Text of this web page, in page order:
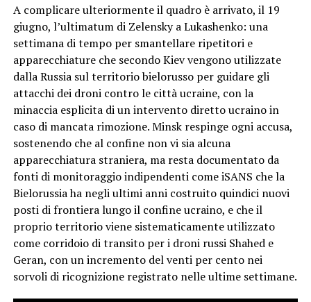
A complicare ulteriormente il quadro è arrivato, il 19
giugno, l’ultimatum di Zelensky a Lukashenko: una
settimana di tempo per smantellare ripetitori e
apparecchiature che secondo Kiev vengono utilizzate
dalla Russia sul territorio bielorusso per guidare gli
attacchi dei droni contro le città ucraine, con la
minaccia esplicita di un intervento diretto ucraino in
caso di mancata rimozione. Minsk respinge ogni accusa,
sostenendo che al confine non vi sia alcuna
apparecchiatura straniera, ma resta documentato da
fonti di monitoraggio indipendenti come iSANS che la
Bielorussia ha negli ultimi anni costruito quindici nuovi
posti di frontiera lungo il confine ucraino, e che il
proprio territorio viene sistematicamente utilizzato
come corridoio di transito per i droni russi Shahed e
Geran, con un incremento del venti per cento nei
sorvoli di ricognizione registrato nelle ultime settimane.